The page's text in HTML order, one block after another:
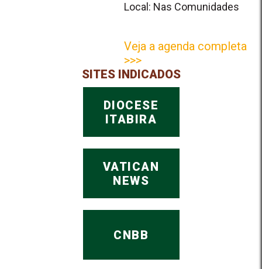
Local: Nas Comunidades
Veja a agenda completa
>>>
SITES INDICADOS
DIOCESE
ITABIRA
VATICAN
NEWS
CNBB